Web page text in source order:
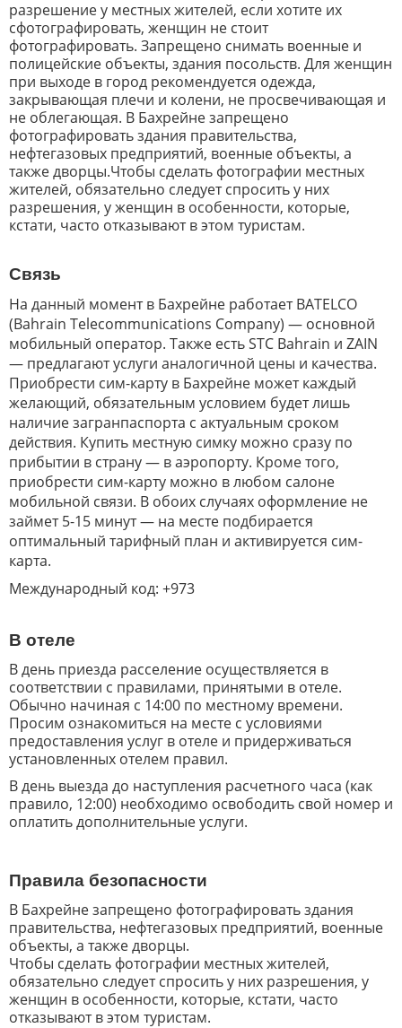
разрешение у местных жителей, если хотите их
сфотографировать, женщин не стоит
фотографировать. Запрещено снимать военные и
полицейские объекты, здания посольств. Для женщин
при выходе в город рекомендуется одежда,
закрывающая плечи и колени, не просвечивающая и
не облегающая. В Бахрейне запрещено
фотографировать здания правительства,
нефтегазовых предприятий, военные объекты, а
также дворцы.Чтобы сделать фотографии местных
жителей, обязательно следует спросить у них
разрешения, у женщин в особенности, которые,
кстати, часто отказывают в этом туристам.
Связь
На данный момент в Бахрейне работает BATELCO
(Bahrain Telecommunications Company) — основной
мобильный оператор. Также есть STC Bahrain и ZAIN
— предлагают услуги аналогичной цены и качества.
Приобрести сим-карту в Бахрейне может каждый
желающий, обязательным условием будет лишь
наличие загранпаспорта с актуальным сроком
действия. Купить местную симку можно сразу по
прибытии в страну — в аэропорту. Кроме того,
приобрести сим-карту можно в любом салоне
мобильной связи. В обоих случаях оформление не
займет 5-15 минут — на месте подбирается
оптимальный тарифный план и активируется сим-
карта.
Международный код: +973
В отеле
В день приезда расселение осуществляется в
соответствии с правилами, принятыми в отеле.
Обычно начиная с 14:00 по местному времени.
Просим ознакомиться на месте с условиями
предоставления услуг в отеле и придерживаться
установленных отелем правил.
В день выезда до наступления расчетного часа (как
правило, 12:00) необходимо освободить свой номер и
оплатить дополнительные услуги.
Правила безопасности
В Бахрейне запрещено фотографировать здания
правительства, нефтегазовых предприятий, военные
объекты, а также дворцы.
Чтобы сделать фотографии местных жителей,
обязательно следует спросить у них разрешения, у
женщин в особенности, которые, кстати, часто
отказывают в этом туристам.